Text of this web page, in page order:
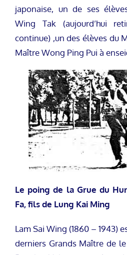
japonaise, un de ses
Wing Tak (aujourd’hui
continue) ,un des élèves du
Maître Wong Ping Pui à
Le poing de la Grue du
Fa, fils de Lung Kai Ming
Lam Sai Wing (1860 – 1943)
derniers Grands Maître de